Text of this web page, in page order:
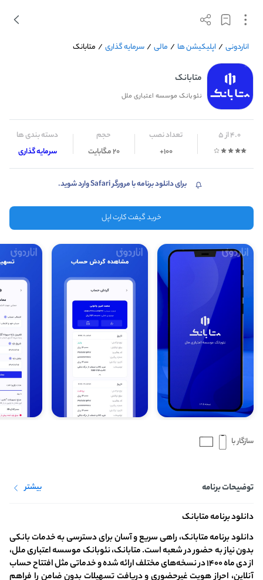
اناردونی / اپلیکیشن ها / مالی /سرمایه گذاری / متابانک
متابانک
نئوبانک موسسه اعتباری ملل
4.0 از 5 تعداد نصب
100+
حجم
20 مگابایت
دسته بندی ها
سرمایه گذاری
برای دانلود برنامه با مرورگر Safari وارد شوید.
خرید گیفت کارت اپل
سازگار با
توضیحات برنامه بیشتر
دانلود برنامه متابانک
دانلود برنامه متابانک، راهی سریع و آسان برای دسترسی به خدمات بانکی
بدون نیاز به حضور در شعبه است. متابانک، نئوبانک موسسه اعتباری ملل،
از دی‌ ماه ۱۴۰۰ در نسخه‌های مختلف ارائه شده و خدماتی مثل افتتاح حساب